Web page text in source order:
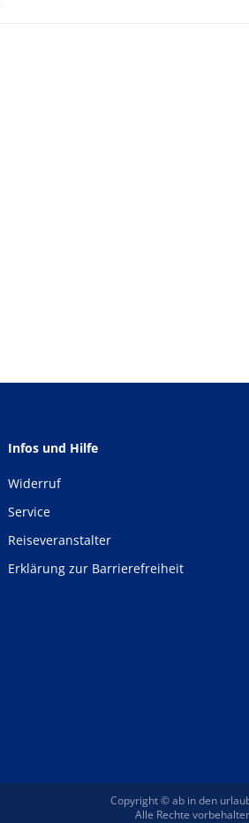
Infos und Hilfe
Widerruf
Service
Reiseveranstalter
Erklärung zur Barrierefreiheit
Copyright © ab in den
Alle Rechte